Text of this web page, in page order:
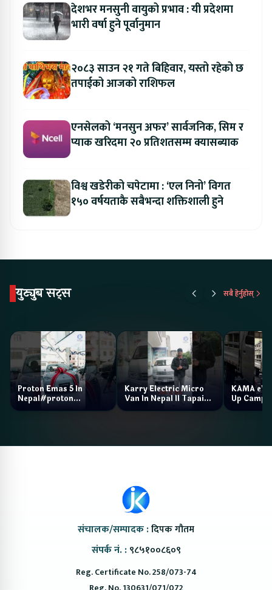
देशभर मनसुनी वायुको प्रभाव : यी प्रदेशमा
भारी वर्षा हुने पूर्वानुमान
२०८३ साउन २१ गते बिहिवार, यस्तो रहेको छ
तपाईको आजको राशिफल
एनसेलको ‘मनसुन अफर’ सार्वजनिक, सिम र
प्याक खरिदमा २० प्रतिशतसम्म क्यासब्याक
विश्व खडेरीको चपेटामा : ‘एल निनो’ विगत
१५० वर्षयताकै सबैभन्दा शक्तिशाली हुने
युट्युब सट्स सबै हेर्नुहोस्
Proton Emas 5 In
Nepal#proton
#protonemas5#protonnepal#evcarnepal
Karry Electric Micro
Van In Nepal II Tapaiko
KAMA eV
Up Camp
संचालक/सम्पादक :दिपक गौतम
संपर्क नं. : ९८५१००८६०९
Reg. Certificate No. 258/073-74